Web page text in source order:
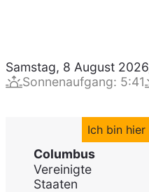
Samstag, 8 August 2026
Sonnenaufgang: 5:41
Ich bin hier
Columbus
Vereinigte
Staaten